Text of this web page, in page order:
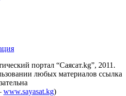
портал “Саясат.kg”, 2011.
любых материалов ссылка
www.sayasat.kg)